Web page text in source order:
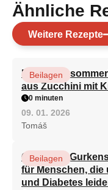
Ähnliche
Weitere Rezepte
Das beste
aus Zucchini mit
Beilagen
0 minuten
09. 01. 2026
Tomáš
Gesunder
für Menschen, die
und Diabetes
Beilagen